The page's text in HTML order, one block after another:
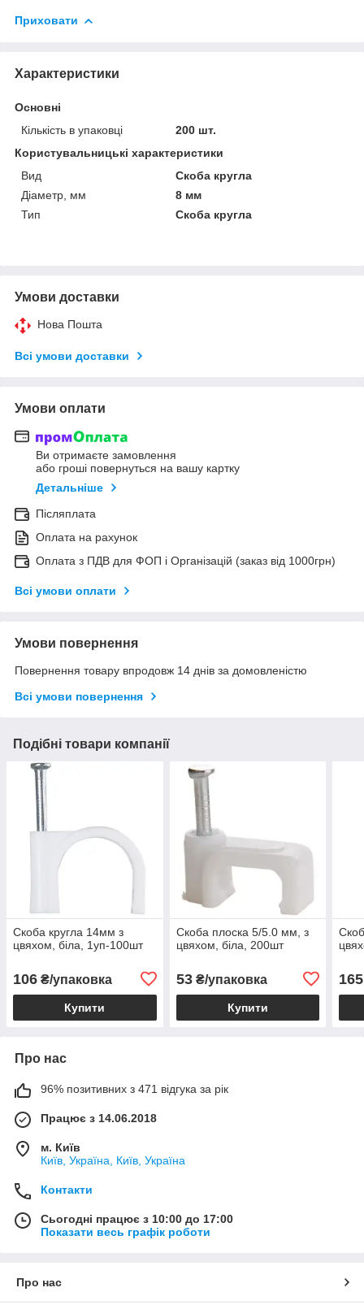
Приховати
Характеристики
Основні
Кількість в упаковці
200 шт.
Користувальницькі характеристики
Вид
Скоба кругла
Діаметр, мм
8 мм
Тип
Скоба кругла
Умови доставки
Нова Пошта
Всі умови доставки
Умови оплати
Ви отримаєте замовлення
або гроші повернуться на вашу картку
Детальніше
Післяплата
Оплата на рахунок
Оплата з ПДВ для ФОП і Організацій (заказ від 1000грн)
Всі умови оплати
Умови повернення
Повернення товару впродовж 14 днів за домовленістю
Всі умови повернення
Подібні товари компанії
Скоба кругла 14мм з
цвяхом, біла, 1уп-100шт
106 ₴/упаковка
Купити
Скоба плоска 5/5.0 мм, з
цвяхом, біла, 200шт
53₴/упаковка
Купити
165
Про нас
96% позитивних з 471 відгука за рік
Працює з 14.06.2018
м. Київ
Київ, Україна, Київ, Україна
Контакти
Сьогодні працює з 10:00 до 17:00
Показати весь графік роботи
Про нас